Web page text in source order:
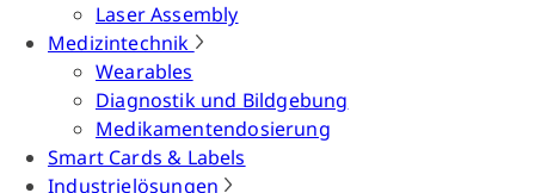
Laser Assembly
Medizintechnik
Wearables
Diagnostik und Bildgebung
Medikamentendosierung
Smart Cards & Labels
Industrielösungen